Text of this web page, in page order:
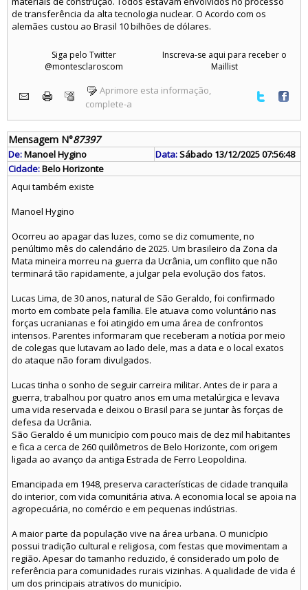
de transferência da alta tecnologia nuclear. O Acordo com os
alemães custou ao Brasil 10 bilhões de dólares.
Siga pelo Twitter
@montesclaroscom
Inscreva-se aqui para receber o
Maillist
Aprimore esta informação,
complete-a
Mensagem N°87397
De:Manoel Hygino Data:Sábado 13/12/2025 07:56:48
Cidade:Belo Horizonte
Aqui também existe
Manoel Hygino
Ocorreu ao apagar das luzes, como se diz comumente, no
penúltimo mês do calendário de 2025. Um brasileiro da Zona da
Mata mineira morreu na guerra da Ucrânia, um conflito que não
terminará tão rapidamente, a julgar pela evolução dos fatos.
Lucas Lima, de 30 anos, natural de São Geraldo, foi confirmado
morto em combate pela família. Ele atuava como voluntário nas
forças ucranianas e foi atingido em uma área de confrontos
intensos. Parentes informaram que receberam a notícia por meio
de colegas que lutavam ao lado dele, mas a data e o local exatos
do ataque não foram divulgados.
Lucas tinha o sonho de seguir carreira militar. Antes de ir para a
guerra, trabalhou por quatro anos em uma metalúrgica e levava
uma vida reservada e deixou o Brasil para se juntar às forças de
defesa da Ucrânia.
São Geraldo é um município com pouco mais de dez mil habitantes
e fica a cerca de 260 quilômetros de Belo Horizonte, com origem
ligada ao avanço da antiga Estrada de Ferro Leopoldina.
Emancipada em 1948, preserva características de cidade tranquila
do interior, com vida comunitária ativa. A economia local se apoia na
agropecuária, no comércio e em pequenas indústrias.
A maior parte da população vive na área urbana. O município
possui tradição cultural e religiosa, com festas que movimentam a
região. Apesar do tamanho reduzido, é considerado um polo de
referência para comunidades rurais vizinhas. A qualidade de vida é
um dos principais atrativos do município.